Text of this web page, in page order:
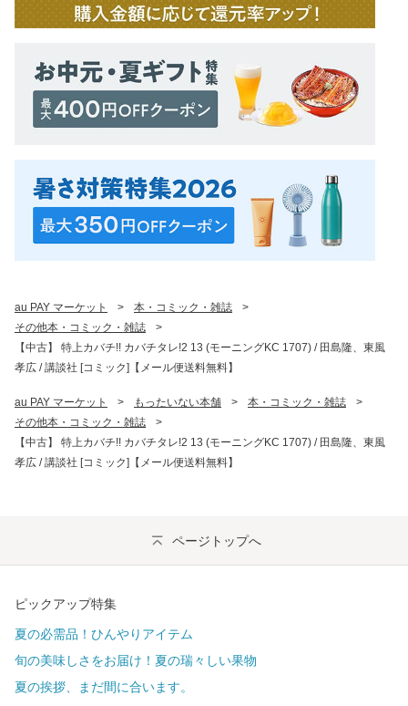
au PAY マーケット > 本・コミック・雑誌
>
その他本・コミック・雑誌
>
【中古】 特上カバチ!! カバチタレ!2 13 (モーニングKC 1707) / 田島隆、東風
孝広 / 講談社 [コミック]【メール便送料無料】
au PAY マーケット > もったいない本舗 > 本・コミック・雑誌
>
その他本・コミック・雑誌
>
【中古】 特上カバチ!! カバチタレ!2 13 (モーニングKC 1707) / 田島隆、東風
孝広 / 講談社 [コミック]【メール便送料無料】
ページトップへ
ピックアップ特集
夏の必需品！ひんやりアイテム
旬の美味しさをお届け！夏の瑞々しい果物
夏の挨拶、まだ間に合います。